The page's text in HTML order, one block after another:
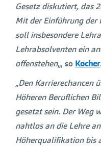
Gesetz diskutiert, das
Mit der Einführung der
soll insbesondere
Lehrabsolventen ein
offenstehen„, so Kocher.
„Den Karrierechancen
Höheren Beruflichen
gesetzt sein. Der Weg
nahtlos an die Lehre
Höherqualifikation bis